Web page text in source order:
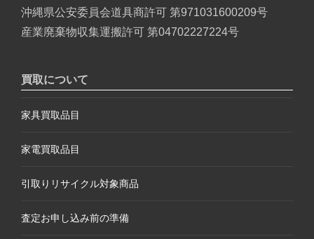
沖縄県公安委員会道具商許可 第971031600209号
産業廃棄物収集運搬許可 第04702227224号
買取について
家具買取品目
家電買取品目
引取りリサイクル対象商品
査定お申し込み前の準備